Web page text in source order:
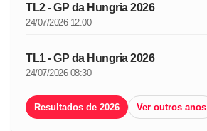
TL2 - GP da Hungria 2026
24/07/2026 12:00
TL1 - GP da Hungria 2026
24/07/2026 08:30
Resultados de 2026 Ver outros anos